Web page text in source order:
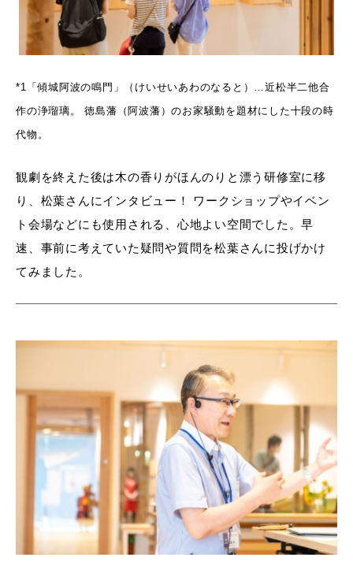
*1「傾城阿波の鳴門」（けいせいあわのなると）…近松半二他合
作の浄瑠璃。 徳島藩（阿波藩）のお家騒動を題材にした十段の時
代物。
観劇を終えた後は木の香りがほんのりと漂う研修室に移
り、松葉さんにインタビュー！ ワークショップやイベン
ト会場などにも使用される、心地よい空間でした。早
速、事前に考えていた疑問や質問を松葉さんに投げかけ
てみました。